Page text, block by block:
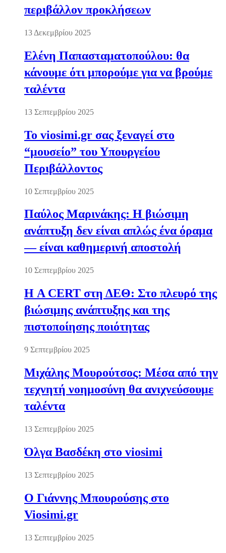
περιβάλλον προκλήσεων
13 Δεκεμβρίου 2025
Ελένη Παπασταματοπούλου: θα
κάνουμε ότι μπορούμε για να βρούμε
ταλέντα
13 Σεπτεμβρίου 2025
Το viosimi.gr σας ξεναγεί στο
“μουσείο” του Υπουργείου
Περιβάλλοντος
10 Σεπτεμβρίου 2025
Παύλος Μαρινάκης: Η βιώσιμη
ανάπτυξη δεν είναι απλώς ένα όραμα
— είναι καθημερινή αποστολή
10 Σεπτεμβρίου 2025
Η A CERT στη ΔΕΘ: Στο πλευρό της
βιώσιμης ανάπτυξης και της
πιστοποίησης ποιότητας
9 Σεπτεμβρίου 2025
Μιχάλης Μουρούτσος: Μέσα από την
τεχνητή νοημοσύνη θα ανιχνεύσουμε
ταλέντα
13 Σεπτεμβρίου 2025
Όλγα Βασδέκη στο viosimi
13 Σεπτεμβρίου 2025
Ο Γιάννης Μπουρούσης στο
Viosimi.gr
13 Σεπτεμβρίου 2025